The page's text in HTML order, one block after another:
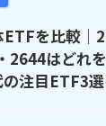
を比較｜
2644はどれ
注目ETF3